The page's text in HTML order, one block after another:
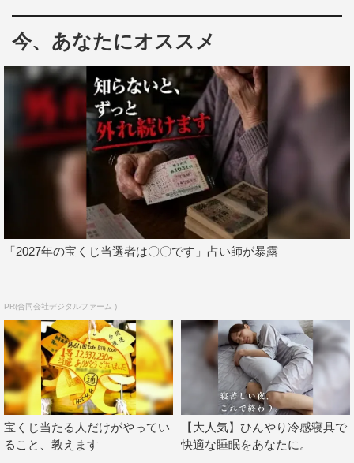
る。
のTVCMに出演している太田光は、田中裕二の説明を遮っ
て「CM延長してください」と主張して笑いを誘うなど、
漫才のような掛け合いを繰り広げている。
爆笑問題コメント映像
https://youtu.be/AnRSGJzlOPY
今、あなたにオススメ
「2027年の宝くじ当選者は〇〇です」占い師が暴露
PR(合同会社デジタルファーム )
宝くじ当たる人だけがやってい
ること、教えます
【大人気】ひんやり冷感寝具で
快適な睡眠をあなたに。